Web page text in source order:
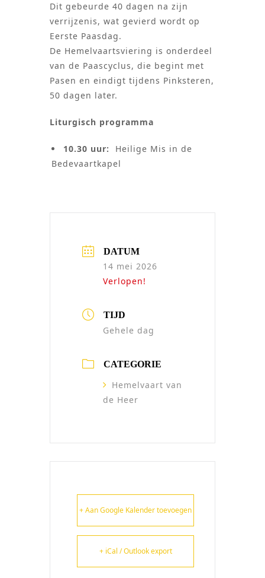
Dit gebeurde 40 dagen na zijn
verrijzenis, wat gevierd wordt op
Eerste Paasdag.
De Hemelvaartsviering is onderdeel
van de Paascyclus, die begint met
Pasen en eindigt tijdens Pinksteren,
50 dagen later.
Liturgisch programma
10.30 uur: Heilige Mis in de
Bedevaartkapel
DATUM
14 mei 2026
Verlopen!
TIJD
Gehele dag
CATEGORIE
Hemelvaart van
de Heer
+ Aan Google Kalender toevoegen
+ iCal / Outlook export